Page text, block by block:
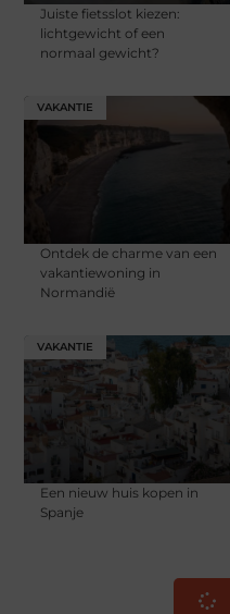
Juiste fietsslot kiezen:
lichtgewicht of een
normaal gewicht?
VAKANTIE
Ontdek de charme van een
vakantiewoning in
Normandië
VAKANTIE
Een nieuw huis kopen in
Spanje